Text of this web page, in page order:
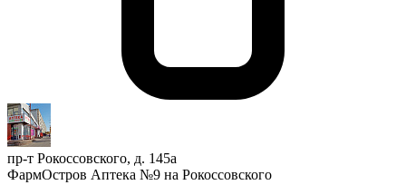
пр-т Рокоссовского, д. 145а
ФармОстров Аптека №9 на Рокоссовского